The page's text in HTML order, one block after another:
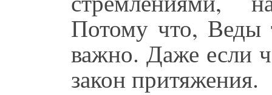
Потому что, Веды
важно. Даже если
закон притяжения.